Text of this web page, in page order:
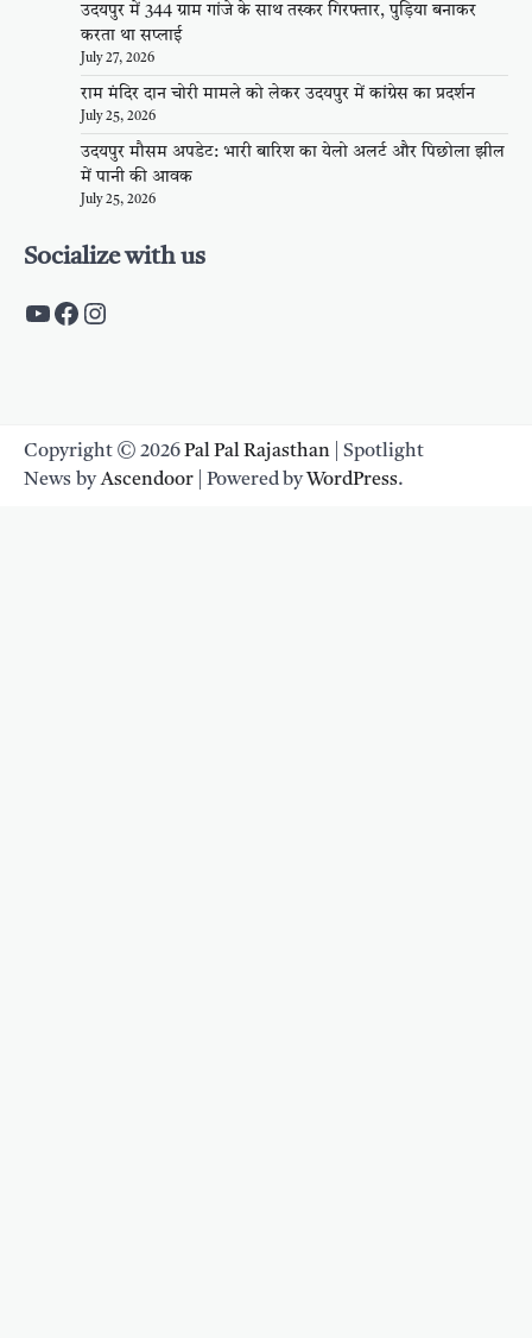
उदयपुर में 344 ग्राम गांजे के साथ तस्कर गिरफ्तार, पुड़िया बनाकर
करता था सप्लाई
July 27, 2026
राम मंदिर दान चोरी मामले को लेकर उदयपुर में कांग्रेस का प्रदर्शन
July 25, 2026
उदयपुर मौसम अपडेट: भारी बारिश का येलो अलर्ट और पिछोला झील
में पानी की आवक
July 25, 2026
Socialize with us
https://www.youtube.com/c/
https://www.facebook.com/
Instagram
Copyright © 2026Pal Pal Rajasthan | Spotlight
News byAscendoor | Powered byWordPress.